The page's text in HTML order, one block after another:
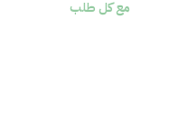
مع كل طلب